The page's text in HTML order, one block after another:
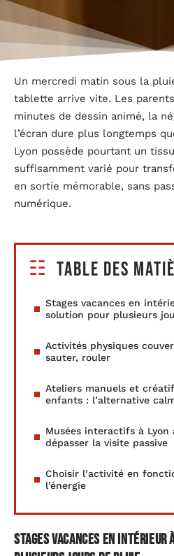
Un mercredi matin sous la
tablette arrive vite. Les
minutes de dessin animé, la
l’écran dure plus longtemps
Lyon possède pourtant un
suffisamment varié pour
en sortie mémorable, sans
numérique.
Table des
Stages vacances en
solution pour plusieurs
Activités physiques
sauter, rouler
Ateliers manuels et
enfants : l’alternative
Musées interactifs à Lyon
dépasser la visite passive
Choisir l’activité en
l’énergie
Stages vacances en intérieur